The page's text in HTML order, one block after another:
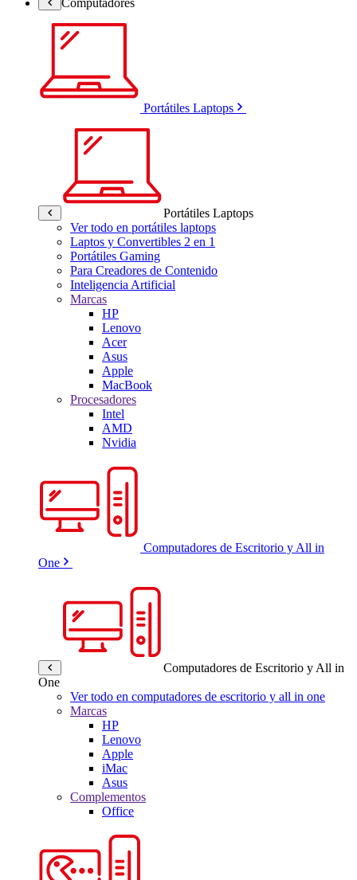
Portátiles Laptops
Portátiles Laptops
Ver todo en portátiles laptops
Laptos y Convertibles 2 en 1
Portátiles Gaming
Para Creadores de Contenido
Inteligencia Artificial
Marcas
HP
Lenovo
Acer
Asus
Apple
MacBook
Procesadores
Intel
AMD
Nvidia
Computadores de Escritorio y All in
One
Computadores de Escritorio y All in
One
Ver todo en computadores de escritorio y all in one
Marcas
HP
Lenovo
Apple
iMac
Asus
Complementos
Office